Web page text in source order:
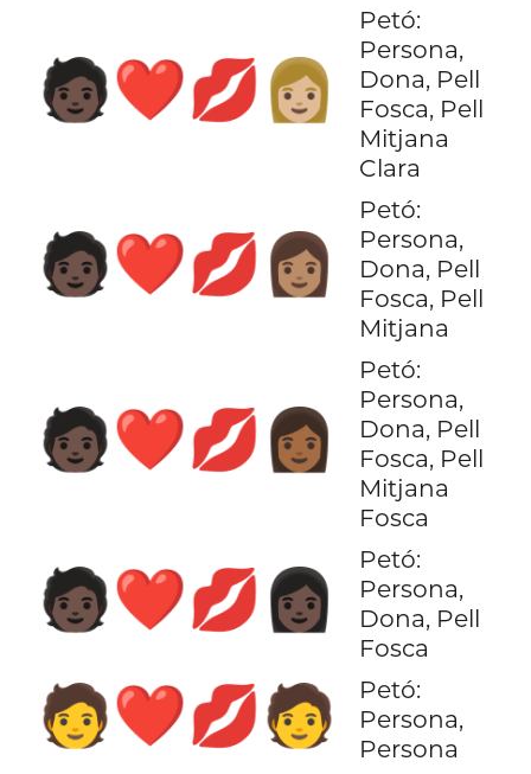
🧑🏿‍❤️‍💋‍👩🏼
Petó:
Persona,
Dona, Pell
Fosca, Pell
Mitjana
Clara
🧑🏿‍❤️‍💋‍👩🏽
Petó:
Persona,
Dona, Pell
Fosca, Pell
Mitjana
🧑🏿‍❤️‍💋‍👩🏾
Petó:
Persona,
Dona, Pell
Fosca, Pell
Mitjana
Fosca
🧑🏿‍❤️‍💋‍👩🏿
Petó:
Persona,
Dona, Pell
Fosca
🧑‍❤️‍💋‍🧑
Petó:
Persona,
Persona